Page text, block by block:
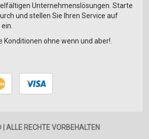
Unternehmenslösungen. Starte
und stellen Sie Ihren Service auf
Konditionen ohne wenn und aber!.
ALLE RECHTE VORBEHALTEN